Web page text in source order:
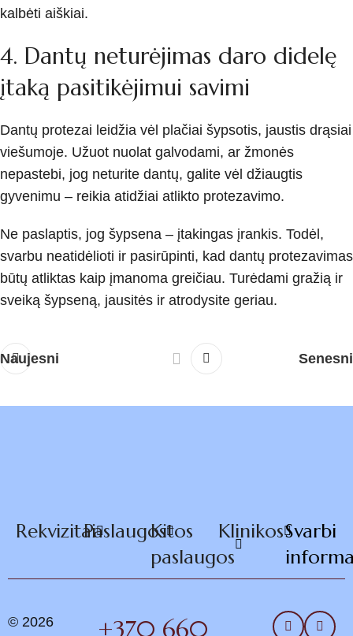
kalbėti aiškiai.
4. Dantų neturėjimas daro didelę
įtaką pasitikėjimui savimi
Dantų protezai leidžia vėl plačiai šypsotis, jaustis drąsiai
viešumoje. Užuot nuolat galvodami, ar žmonės
nepastebi, jog neturite dantų, galite vėl džiaugtis
gyvenimu – reikia atidžiai atlikto protezavimo.
Ne paslaptis, jog šypsena – įtakingas įrankis. Todėl,
svarbu neatidėlioti ir pasirūpinti, kad dantų protezavimas
būtų atliktas kaip įmanoma greičiau. Turėdami gražią ir
sveiką šypseną, jausitės ir atrodysite geriau.
Naujesni Senesni
RekvizitaiPaslaugosKitos
paslaugos
KlinikosSvarbi
© 2026
+370 660